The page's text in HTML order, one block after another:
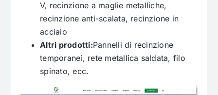
V, recinzione a maglie metalliche,
recinzione anti-scalata, recinzione in
acciaio
Altri prodotti:Pannelli di recinzione
temporanei, rete metallica saldata, filo
spinato, ecc.